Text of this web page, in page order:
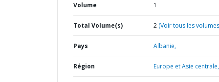
Volume 1
Total Volume(s) 2 (Voir tous les
Pays Albanie,
Région Europe et Asie centrale,